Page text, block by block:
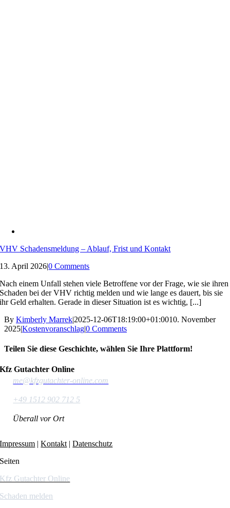
VHV Schadensmeldung – Ablauf, Frist und Kontakt
13. April 2026|0 Comments
Nach einem Unfall stehen viele Betroffene vor der Frage, wie sie ihren
Schaden bei der VHV richtig melden und wie lange es dauert, bis sie
ihr Geld erhalten. Gerade in dieser Situation ist es wichtig, [...]
By Kimberly Marrek|2025-12-06T18:19:00+01:0010. November
2025|Kostenvoranschlag|0 Comments
Teilen Sie diese Geschichte, wählen Sie Ihre Plattform!
Facebook
X
Reddit
LinkedIn
WhatsApp
Telegram
Email
Copy
Link
Kfz Gutachter Online
me@kfzgutachter-online.com
+49 1512 902 712 5
Überall vor Ort
Impressum |Kontakt |Datenschutz
Seiten
Kfz Gutachter Online
Schaden melden